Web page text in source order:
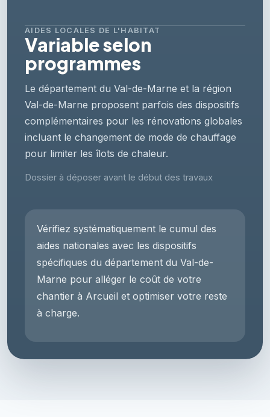
AIDES LOCALES DE L'HABITAT
Variable selon
programmes
Le département du Val-de-Marne et la région
Val-de-Marne proposent parfois des dispositifs
complémentaires pour les rénovations globales
incluant le changement de mode de chauffage
pour limiter les îlots de chaleur.
Dossier à déposer avant le début des travaux
Vérifiez systématiquement le cumul des
aides nationales avec les dispositifs
spécifiques du département du Val-de-
Marne pour alléger le coût de votre
chantier à Arcueil et optimiser votre reste
à charge.